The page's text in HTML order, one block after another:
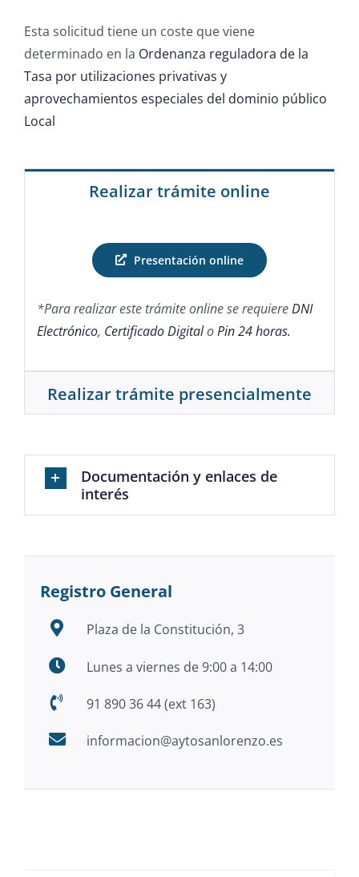
Esta solicitud tiene un coste que viene
determinado en la Ordenanza reguladora de la
Tasa por utilizaciones privativas y
aprovechamientos especiales del dominio público
Local
Realizar trámite online
Presentación online
*Para realizar este trámite online se requiereDNI
Electrónico, Certificado DigitaloPin 24 horas.
Realizar trámite presencialmente
Documentación y enlaces de
interés
Registro General
Plaza de la Constitución, 3
Lunes a viernes de 9:00 a 14:00
91 890 36 44 (ext 163)
informacion@aytosanlorenzo.es